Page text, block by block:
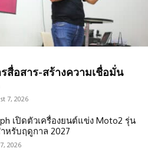
สื่อสาร-สร้างความเชื่อมั่น
7, 2026
เปิดตัวเครื่องยนต์แข่ง Moto2 รุ่น
หรับฤดูกาล 2027
2026